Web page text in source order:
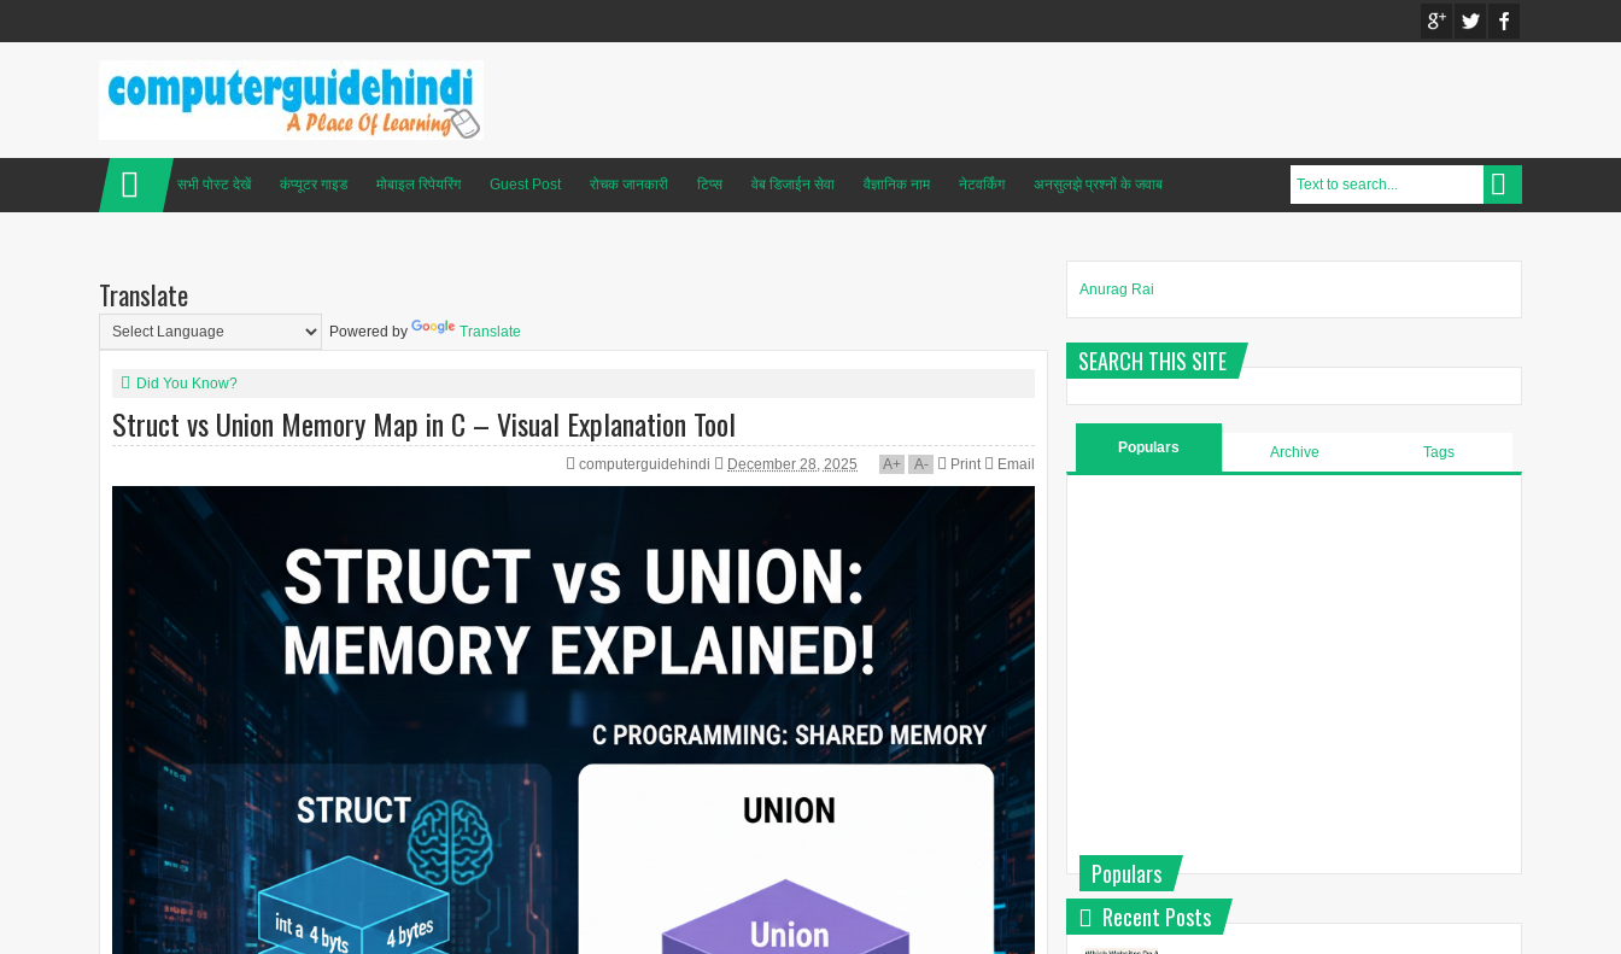
सभी पोस्ट देखें कंप्यूटर गाइड मोबाइल रिपेयरिंग Guest Post रोचक जानकारी टिप्स वेब डिजाईन सेवा वैज्ञानिक नाम नेटवर्किंग अनसुलझे प्रश्नों के जवाब
Translate
Powered by Translate
Did You Know?
Struct vs Union Memory Map in C – Visual Explanation Tool
computerguidehindi December 28, 2025 A+ A- Print Email
Anurag Rai
SEARCH THIS SITE
Populars Archive Tags
Populars
Recent Posts